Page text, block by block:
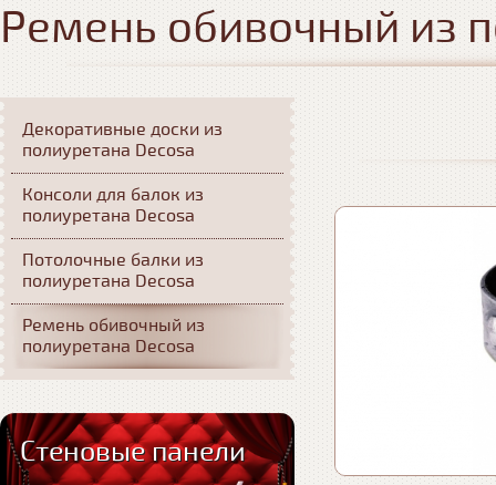
Ремень обивочный из
Декоративные доски из
полиуретана Decosa
Консоли для балок из
полиуретана Decosa
Потолочные балки из
полиуретана Decosa
Ремень обивочный из
полиуретана Decosa
Стеновые панели